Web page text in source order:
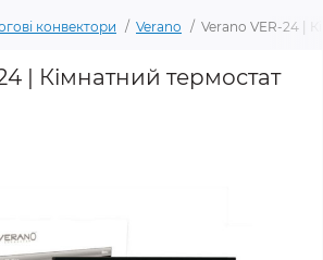
конвектори Verano Verano VER-24 |
| Кімнатний термостат